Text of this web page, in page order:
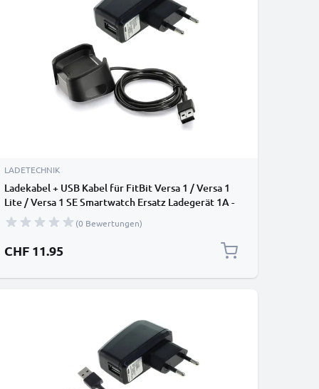
LADETECHNIK
Ladekabel + USB Kabel für FitBit Versa 1 / Versa 1
Lite / Versa 1 SE Smartwatch Ersatz Ladegerät 1A -
Fitness Tracker Armband Auflader
(0 Bewertungen)
CHF 11.95